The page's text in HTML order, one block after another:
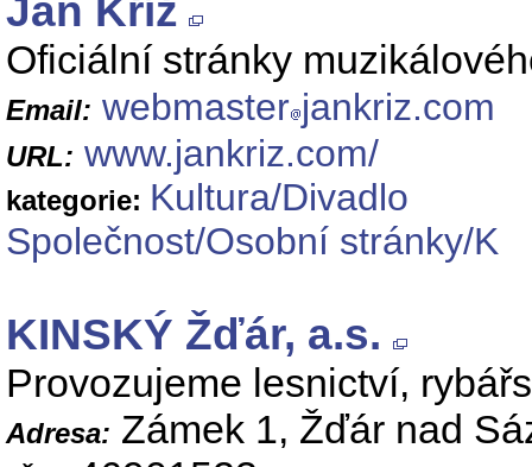
Jan Kříž
Oficiální stránky
Email: webmaster jankriz.com
URL: www.jankriz.com/
kategorie: Kultura/Divadlo
Společnost/Osobní stránky/K
KINSKÝ Žďár, a.s.
Provozujeme lesnictví,
Adresa: Zámek 1, Žďár nad